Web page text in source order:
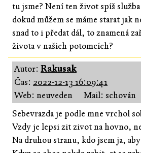
tu jsme? Není ten život spíš
dokud můžem se máme starat jak
snad to i předat dál, to znamená
života v našich potomcích?
Autor: Rakusak
Čas: 2022-12-13 16:09:41
Web: neuveden
Mail: schován
Sebevrazda je podle mne vrchol
Vzdy je lepsi zit zivot na hovno,
Na druhou stranu, kdo jsem ja,